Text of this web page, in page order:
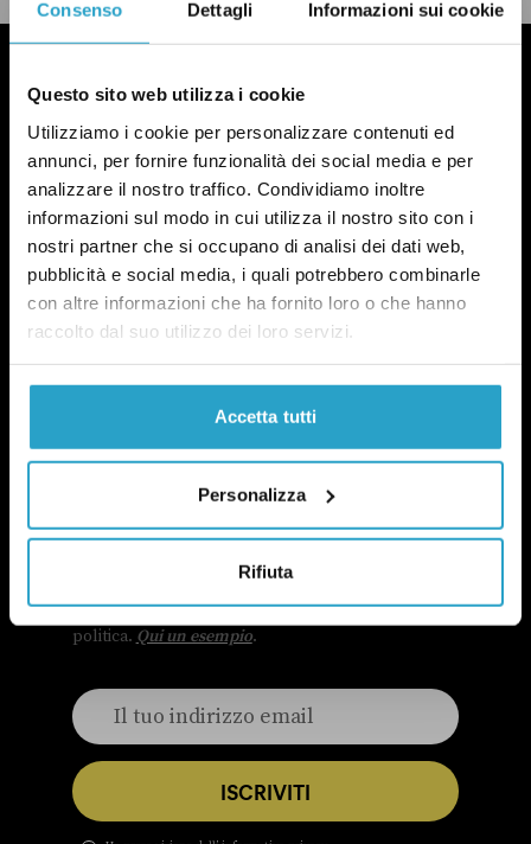
Consenso Dettagli Informazioni sui cookie
Questo sito web utilizza i cookie
Utilizziamo i cookie per personalizzare contenuti ed
annunci, per fornire funzionalità dei social media e per
analizzare il nostro traffico. Condividiamo inoltre
informazioni sul modo in cui utilizza il nostro sito con i
nostri partner che si occupano di analisi dei dati web,
pubblicità e social media, i quali potrebbero combinarle
con altre informazioni che ha fornito loro o che hanno
raccolto dal suo utilizzo dei loro servizi.
Accetta tutti
Personalizza
Rifiuta
POLITICA DI UN CERTO GENERE
politica. Qui un esempio.
ISCRIVITI